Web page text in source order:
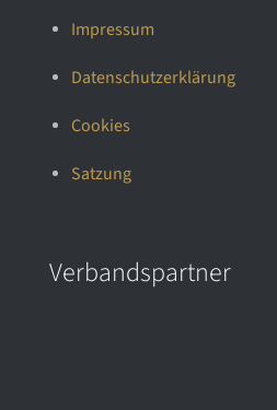
Impressum
Datenschutzerklärung
Cookies
Satzung
Verbandspartner